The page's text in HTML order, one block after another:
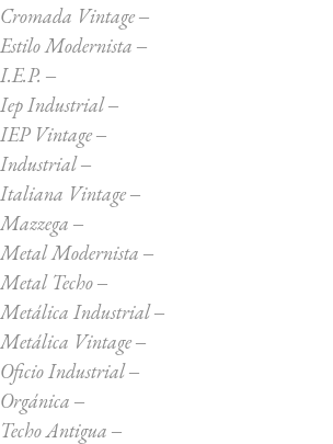
Vintage
Modernista
Industrial
Vintage
Vintage
Modernista
Techo
Industrial
Vintage
Industrial
Antigua